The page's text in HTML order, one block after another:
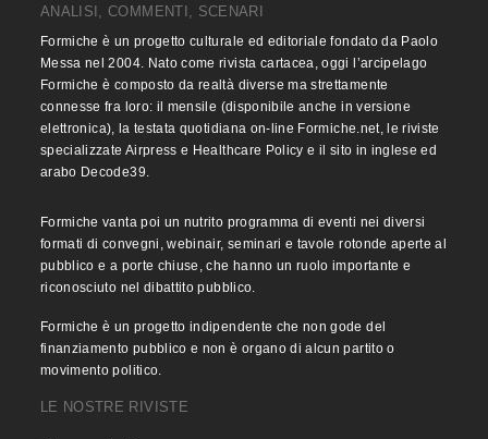
ANALISI, COMMENTI, SCENARI
Formiche è un progetto culturale ed editoriale fondato da Paolo
Messa nel 2004. Nato come rivista cartacea, oggi l’arcipelago
Formiche è composto da realtà diverse ma strettamente
connesse fra loro: il mensile (disponibile anche in versione
elettronica), la testata quotidiana on-line Formiche.net, le riviste
specializzate Airpress e Healthcare Policy e il sito in inglese ed
arabo Decode39.
Formiche vanta poi un nutrito programma di eventi nei diversi
formati di convegni, webinair, seminari e tavole rotonde aperte al
pubblico e a porte chiuse, che hanno un ruolo importante e
riconosciuto nel dibattito pubblico.
Formiche è un progetto indipendente che non gode del
finanziamento pubblico e non è organo di alcun partito o
movimento politico.
LE NOSTRE RIVISTE